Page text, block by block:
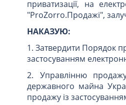
приватизації, на
"ProZorro.Продажі",
НАКАЗУЮ:
1. Затвердити Порядок
застосуванням
2. Управлінню
державного майна
продажу із